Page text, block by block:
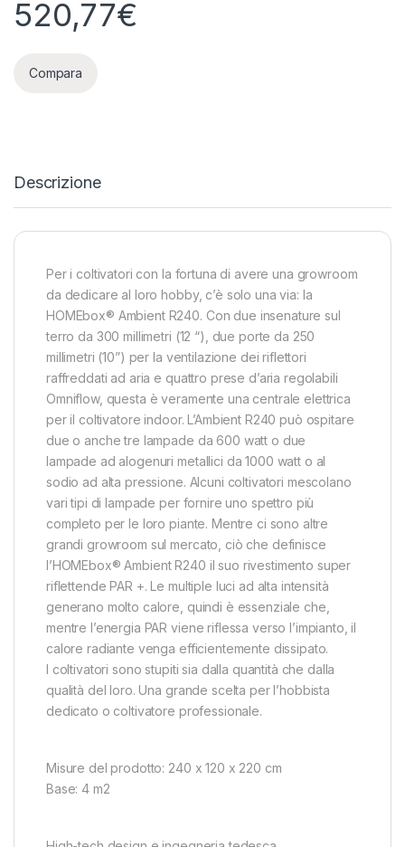
520,77€
Compara
Descrizione
Per i coltivatori con la fortuna di avere una growroom
da dedicare al loro hobby, c’è solo una via: la
HOMEbox® Ambient R240. Con due insenature sul
terro da 300 millimetri (12 “), due porte da 250
millimetri (10”) per la ventilazione dei riflettori
raffreddati ad aria e quattro prese d’aria regolabili
Omniflow, questa è veramente una centrale elettrica
per il coltivatore indoor. L’Ambient R240 può ospitare
due o anche tre lampade da 600 watt o due
lampade ad alogenuri metallici da 1000 watt o al
sodio ad alta pressione. Alcuni coltivatori mescolano
vari tipi di lampade per fornire uno spettro più
completo per le loro piante. Mentre ci sono altre
grandi growroom sul mercato, ciò che definisce
l’HOMEbox® Ambient R240 il suo rivestimento super
riflettende PAR +. Le multiple luci ad alta intensità
generano molto calore, quindi è essenziale che,
mentre l’energia PAR viene riflessa verso l’impianto, il
calore radiante venga efficientemente dissipato.
I coltivatori sono stupiti sia dalla quantità che dalla
qualità del loro. Una grande scelta per l’hobbista
dedicato o coltivatore professionale.
Misure del prodotto: 240 x 120 x 220 cm
Base: 4 m2